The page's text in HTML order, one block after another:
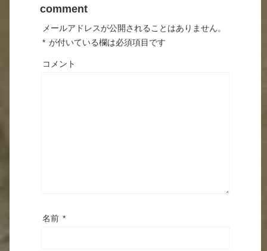
comment
メールアドレスが公開されることはありません。
* が付いている欄は必須項目です
コメント
名前 *